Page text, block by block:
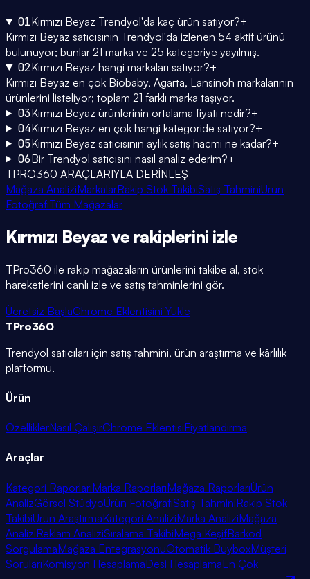
01Kırmızı Beyaz Trendyol'da kaç ürün satıyor?+
Kırmızı Beyaz satıcısının Trendyol'da izlenen 54 aktif ürünü
bulunuyor; bunlar 21 marka ve 25 kategoriye yayılmış.
02Kırmızı Beyaz hangi markaları satıyor?+
Kırmızı Beyaz en çok Biobaby, Agarta, Lansinoh markalarının
ürünlerini listeliyor; toplam 21 farklı marka taşıyor.
03Kırmızı Beyaz ürünlerinin ortalama fiyatı nedir?+
04Kırmızı Beyaz en çok hangi kategoride satıyor?+
05Kırmızı Beyaz satıcısının aylık satış hacmi ne kadar?+
06Bir Trendyol satıcısını nasıl analiz ederim?+
TPRO360 ARAÇLARIYLA DERİNLEŞ
Mağaza AnaliziMarkalarRakip Stok TakibiSatış TahminiÜrün
FotoğrafıTüm Mağazalar
Kırmızı Beyaz ve rakiplerini izle
TPro360 ile rakip mağazaların ürünlerini takibe al, stok
hareketlerini canlı izle ve satış tahminlerini gör.
Ücretsiz BaşlaChrome Eklentisini Yükle
TPro360
Trendyol satıcıları için satış tahmini, ürün araştırma ve kârlılık
platformu.
Ürün
ÖzelliklerNasıl ÇalışırChrome EklentisiFiyatlandırma
Araçlar
Kategori RaporlarıMarka RaporlarıMağaza RaporlarıÜrün
AnalizGörsel StüdyoÜrün FotoğrafıSatış TahminiRakip Stok
TakibiÜrün AraştırmaKategori AnaliziMarka AnaliziMağaza
AnaliziReklam AnaliziSıralama TakibiMega KeşifBarkod
SorgulamaMağaza EntegrasyonuOtomatik BuyboxMüşteri
SorularıKomisyon HesaplamaDesi HesaplamaEn Çok